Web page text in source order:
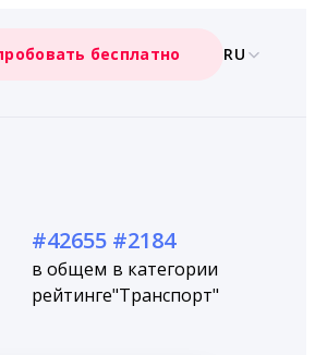
бесплатно RU
#42655
в общем
рейтинге
#2184
в категории
"Транспорт"